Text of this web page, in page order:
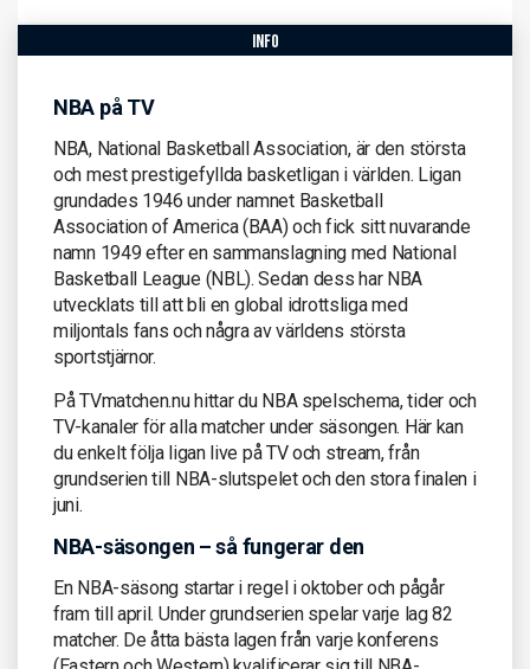
info
NBA på TV
NBA, National Basketball Association, är den största
och mest prestigefyllda basketligan i världen. Ligan
grundades 1946 under namnet Basketball
Association of America (BAA) och fick sitt nuvarande
namn 1949 efter en sammanslagning med National
Basketball League (NBL). Sedan dess har NBA
utvecklats till att bli en global idrottsliga med
miljontals fans och några av världens största
sportstjärnor.
På TVmatchen.nu hittar du NBA spelschema, tider och
TV-kanaler för alla matcher under säsongen. Här kan
du enkelt följa ligan live på TV och stream, från
grundserien till NBA-slutspelet och den stora finalen i
juni.
NBA-säsongen – så fungerar den
En NBA-säsong startar i regel i oktober och pågår
fram till april. Under grundserien spelar varje lag 82
matcher. De åtta bästa lagen från varje konferens